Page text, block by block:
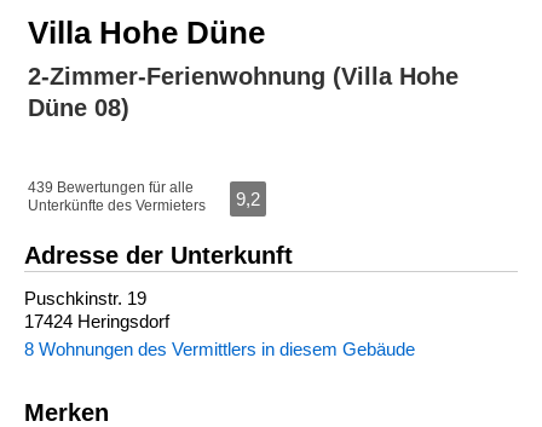
Villa Hohe Düne
2-Zimmer-Ferienwohnung (Villa Hohe
Düne 08)
439 Bewertungen für alle
Unterkünfte des Vermieters
9,2
Adresse der Unterkunft
Puschkinstr. 19
17424 Heringsdorf
8 Wohnungen des Vermittlers in diesem Gebäude
Merken